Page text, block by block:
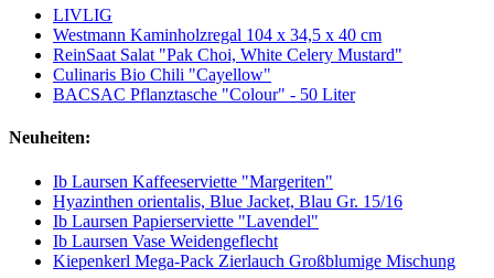
LIVLIG
Westmann Kaminholzregal 104 x 34,5 x 40 cm
ReinSaat Salat "Pak Choi, White Celery Mustard"
Culinaris Bio Chili "Cayellow"
BACSAC Pflanztasche "Colour" - 50 Liter
Neuheiten:
Ib Laursen Kaffeeserviette "Margeriten"
Hyazinthen orientalis, Blue Jacket, Blau Gr. 15/16
Ib Laursen Papierserviette "Lavendel"
Ib Laursen Vase Weidengeflecht
Kiepenkerl Mega-Pack Zierlauch Großblumige Mischung